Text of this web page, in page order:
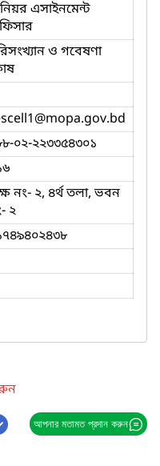
এসাইনমেন্ট
ও গবেষণা
@mopa.gov.bd
০২-২২৩৩৫৪৩০১
নং- ২, ৪র্থ তলা, ভবন
২
আপনার মতামত প্রদান করুন